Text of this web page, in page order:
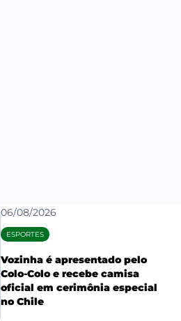
06/08/2026
ESPORTES
Vozinha é apresentado pelo
Colo-Colo e recebe camisa
oficial em cerimônia especial
no Chile